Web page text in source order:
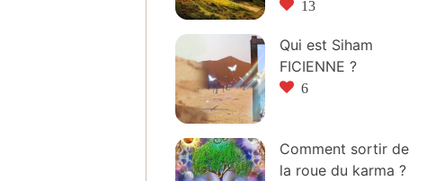
13
Qui est Siham
FICIENNE ?
6
Comment sortir de
la roue du karma ?